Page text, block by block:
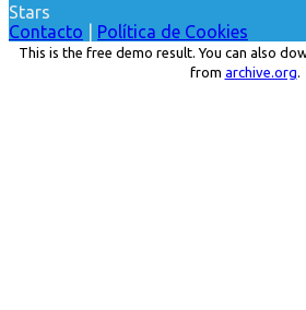
Stars
Contacto
Política de Cookies
This is the free demo result. You can also
from archive.org.